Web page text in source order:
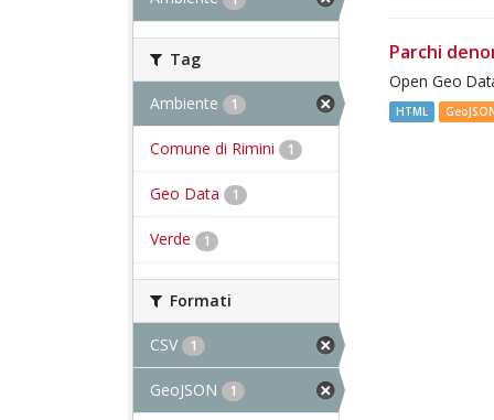
Tag
Ambiente 1
Comune di Rimini 1
Geo Data 1
Verde 1
Formati
CSV 1
GeoJSON 1
Parchi
Open Geo
HTML